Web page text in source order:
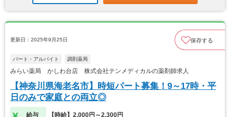
更新日：2025年9月25日 保存する
パート・アルバイト 調剤薬局
みらい薬局 かしわ台店 株式会社テンメディカルの薬剤師求人
【神奈川県海老名市】時短パート募集！9～17時・平
日のみで家庭との両立◎
給与 【時給】2,000円～2,300円